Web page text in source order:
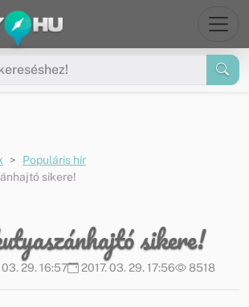
Populáris hír
sikere!
sikere!
29. 16:57 2017. 03. 29. 17:56 8518